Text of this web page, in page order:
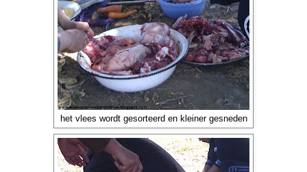
het vlees wordt gesorteerd en kleiner gesneden